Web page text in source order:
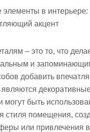
в интерьере:
акцент
– это то, что
и
добавить
могут быть
стиля помещения,
или привлечения